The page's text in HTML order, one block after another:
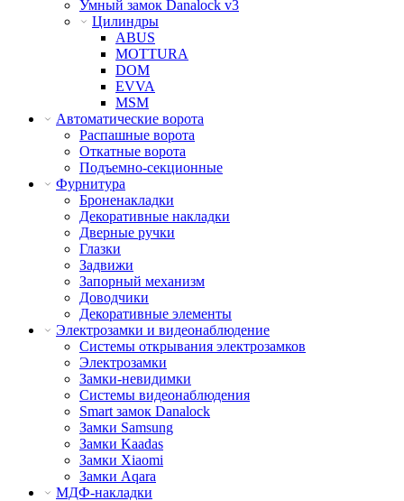
Умный замок Danalock v3
Цилиндры
ABUS
MOTTURA
DOM
EVVA
MSM
Автоматические ворота
Распашные ворота
Откатные ворота
Подъемно-секционные
Фурнитура
Броненакладки
Декоративные накладки
Дверные ручки
Глазки
Задвижи
Запорный механизм
Доводчики
Декоративные элементы
Электрозамки и видеонаблюдение
Системы открывания электрозамков
Электрозамки
Замки-невидимки
Системы видеонаблюдения
Smart замок Danalock
Замки Samsung
Замки Kaadas
Замки Xiaomi
Замки Aqara
МДФ-накладки